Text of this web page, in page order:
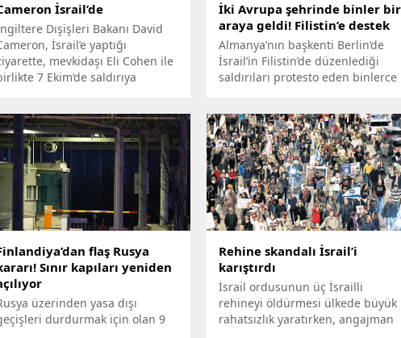
İsrail’de
Dışişleri Bakanı David
İsrail’e yaptığı
mevkidaşı Eli Cohen ile
7 Ekim’de saldırıya
İki Avrupa şehrinde binler bir
araya geldi! Filistin’e destek
Almanya’nın başkenti Berlin’de
İsrail’in Filistin’de düzenlediği
saldırıları protesto eden binlerce
flaş Rusya
Sınır kapıları yeniden
üzerinden yasa dışı
durdurmak için olan 9
Rehine skandalı İsrail’i
karıştırdı
İsrail ordusunun üç İsrailli
rehineyi öldürmesi ülkede büyük
rahatsızlık yaratırken, angajman